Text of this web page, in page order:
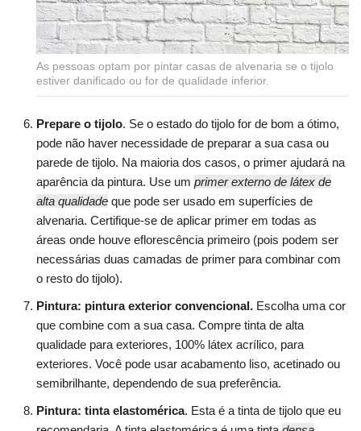
As pessoas optam por pintar casas de alvenaria se o tijolo
estiver danificado ou for de qualidade inferior.
Prepare o tijolo. Se o estado do tijolo for de bom a ótimo,
pode não haver necessidade de preparar a sua casa ou
parede de tijolo. Na maioria dos casos, o primer ajudará na
aparência da pintura. Use um primer externo de látex de
alta qualidade que pode ser usado em superfícies de
alvenaria. Certifique-se de aplicar primer em todas as
áreas onde houve eflorescência primeiro (pois podem ser
necessárias duas camadas de primer para combinar com
o resto do tijolo).
Pintura: pintura exterior convencional. Escolha uma cor
que combine com a sua casa. Compre tinta de alta
qualidade para exteriores, 100% látex acrílico, para
exteriores. Você pode usar acabamento liso, acetinado ou
semibrilhante, dependendo de sua preferência.
Pintura: tinta elastomérica. Esta é a tinta de tijolo que eu